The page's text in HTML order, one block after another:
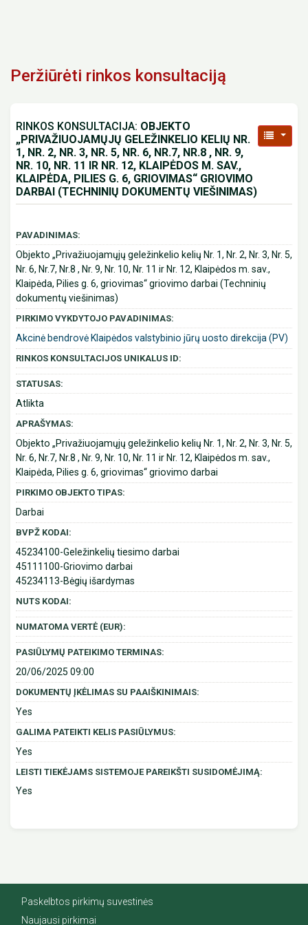
Peržiūrėti rinkos konsultaciją
RINKOS KONSULTACIJA: OBJEKTO
„PRIVAŽIUOJAMŲJŲ GELEŽINKELIO KELIŲ NR.
1, NR. 2, NR. 3, NR. 5, NR. 6, NR.7, NR.8 , NR. 9,
NR. 10, NR. 11 IR NR. 12, KLAIPĖDOS M. SAV.,
KLAIPĖDA, PILIES G. 6, GRIOVIMAS“ GRIOVIMO
DARBAI (TECHNINIŲ DOKUMENTŲ VIEŠINIMAS)
PAVADINIMAS:
Objekto „Privažiuojamųjų geležinkelio kelių Nr. 1, Nr. 2, Nr. 3, Nr. 5,
Nr. 6, Nr.7, Nr.8 , Nr. 9, Nr. 10, Nr. 11 ir Nr. 12, Klaipėdos m. sav.,
Klaipėda, Pilies g. 6, griovimas“ griovimo darbai (Techninių
dokumentų viešinimas)
PIRKIMO VYKDYTOJO PAVADINIMAS:
Akcinė bendrovė Klaipėdos valstybinio jūrų uosto direkcija (PV)
RINKOS KONSULTACIJOS UNIKALUS ID:
STATUSAS:
Atlikta
APRAŠYMAS:
Objekto „Privažiuojamųjų geležinkelio kelių Nr. 1, Nr. 2, Nr. 3, Nr. 5,
Nr. 6, Nr.7, Nr.8 , Nr. 9, Nr. 10, Nr. 11 ir Nr. 12, Klaipėdos m. sav.,
Klaipėda, Pilies g. 6, griovimas“ griovimo darbai
PIRKIMO OBJEKTO TIPAS:
Darbai
BVPŽ KODAI:
45234100-Geležinkelių tiesimo darbai
45111100-Griovimo darbai
45234113-Bėgių išardymas
NUTS KODAI:
NUMATOMA VERTĖ (EUR):
PASIŪLYMŲ PATEIKIMO TERMINAS:
20/06/2025 09:00
DOKUMENTŲ ĮKĖLIMAS SU PAAIŠKINIMAIS:
Yes
GALIMA PATEIKTI KELIS PASIŪLYMUS:
Yes
LEISTI TIEKĖJAMS SISTEMOJE PAREIKŠTI SUSIDOMĖJIMĄ:
Yes
Paskelbtos pirkimų suvestinės
Naujausi pirkimai